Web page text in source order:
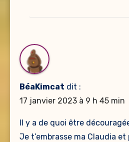
BéaKimcat dit :
17 janvier 2023 à 9 h 45 min
Il y a de quoi être
Je t’embrasse ma Claudia et